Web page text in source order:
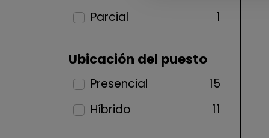
Parcial
1
Ubicación del puesto
Presencial
15
Híbrido
11